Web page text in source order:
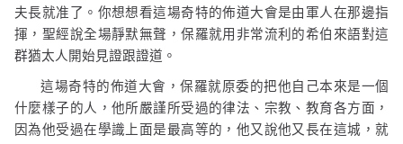
夫長就准了。你想想看這場奇特的佈道大會是由軍人在那邊指
揮，聖經說全場靜默無聲，保羅就用非常流利的希伯來語對這
群猶太人開始見證跟證道。
這場奇特的佈道大會，保羅就原委的把他自己本來是一個
什麼樣子的人，他所嚴謹所受過的律法、宗教、教育各方面，
因為他受過在學識上面是最高等的，他又說他又長在這城，就